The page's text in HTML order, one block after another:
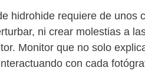
hidrohide requiere de unos
ni crear molestias a
Monitor que no solo
con cada